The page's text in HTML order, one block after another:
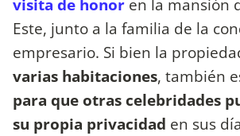
visita de honor en la mansión
Este, junto a la familia de la
empresario. Si bien la
varias habitaciones, también
para que otras celebridades
su propia privacidad en sus